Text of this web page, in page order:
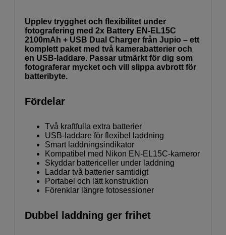
Upplev trygghet och flexibilitet under
fotografering med 2x Battery EN-EL15C
2100mAh + USB Dual Charger från Jupio – ett
komplett paket med två kamerabatterier och
en USB-laddare. Passar utmärkt för dig som
fotograferar mycket och vill slippa avbrott för
batteribyte.
Fördelar
Två kraftfulla extra batterier
USB-laddare för flexibel laddning
Smart laddningsindikator
Kompatibel med Nikon EN-EL15C-kameror
Skyddar battericeller under laddning
Laddar två batterier samtidigt
Portabel och lätt konstruktion
Förenklar längre fotosessioner
Dubbel laddning ger frihet